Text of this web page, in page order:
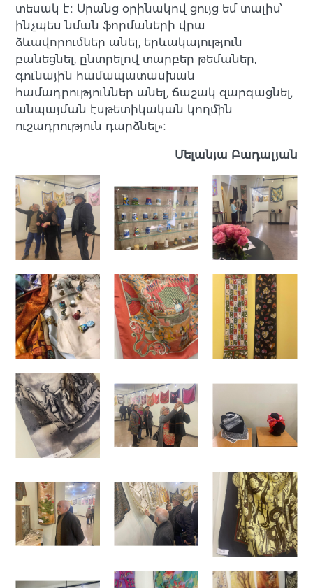
տեսակ է։ Սրանց օրինակով ցույց եմ տալիս՝
ինչպես նման ֆորմաների վրա
ձևավորումներ անել, երևակայություն
բանեցնել, ընտրելով տարբեր թեմաներ,
գունային համապատասխան
համադրություններ անել, ճաշակ զարգացնել,
անպայման էսթետիկական կողմին
ուշադրություն դարձնել»։
Մելանյա Բադալյան